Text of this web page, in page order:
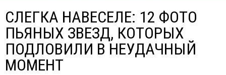
СЛЕГКА НАВЕСЕЛЕ: 12 ФОТО
ПЬЯНЫХ ЗВЕЗД, КОТОРЫХ
ПОДЛОВИЛИ В НЕУДАЧНЫЙ
МОМЕНТ